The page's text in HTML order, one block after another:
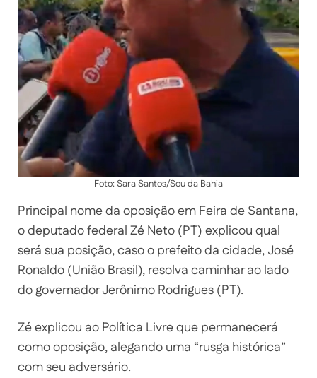
Foto: Sara Santos/Sou da Bahia
Principal nome da oposição em Feira de Santana,
o deputado federal Zé Neto (PT) explicou qual
será sua posição, caso o prefeito da cidade, José
Ronaldo (União Brasil), resolva caminhar ao lado
do governador Jerônimo Rodrigues (PT).
Zé explicou ao Política Livre que permanecerá
como oposição, alegando uma “rusga histórica”
com seu adversário.